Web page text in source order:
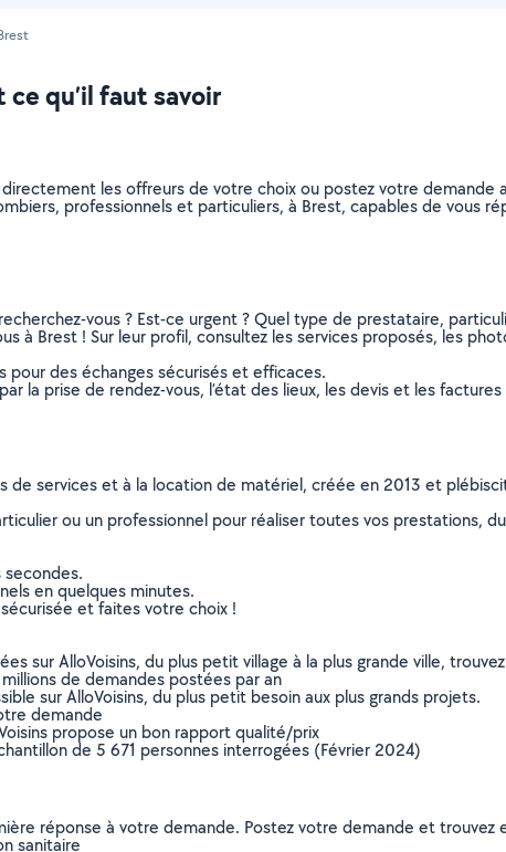
qu’il faut savoir
les offreurs de votre choix ou postez votre
professionnels et particuliers, à Brest, capables de vous
vous ? Est-ce urgent ? Quel type de prestataire,
à Brest ! Sur leur profil, consultez les services proposés, les
pour des échanges sécurisés et efficaces.
la prise de rendez-vous, l’état des lieux, les devis et les
de services et à la location de matériel, créée en 2013 et
ou un professionnel pour réaliser toutes vos prestations,
secondes.
en quelques minutes.
et faites votre choix !
sur AlloVoisins, du plus petit village à la plus grande ville,
de demandes postées par an
sur AlloVoisins, du plus petit besoin aux plus grands projets.
demande
propose un bon rapport qualité/prix
de 5 671 personnes interrogées (Février 2024)
réponse à votre demande. Postez votre demande et
sanitaire